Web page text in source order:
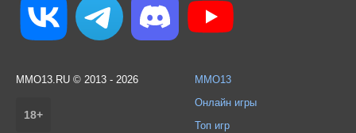
MMO13.RU © 2013 - 2026
18+
MMO13
Онлайн игры
Топ игр